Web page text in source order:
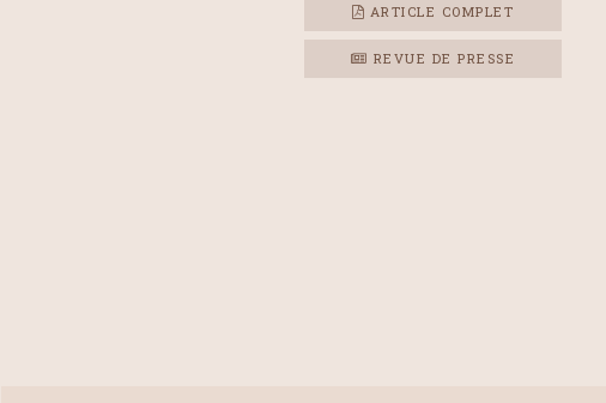
ARTICLE COMPLET
REVUE DE PRESSE